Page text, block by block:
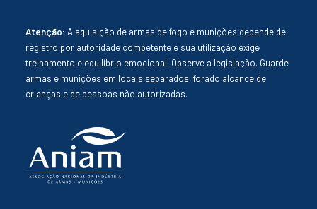
Atenção: A aquisição de armas de fogo e munições depende de
registro por autoridade competente e sua utilização exige
treinamento e equilíbrio emocional. Observe a legislação. Guarde
armas e munições em locais separados, forado alcance de
crianças e de pessoas não autorizadas.